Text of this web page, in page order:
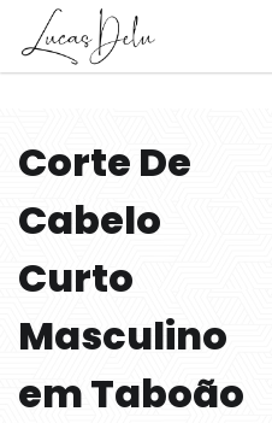
Corte De
Cabelo
Curto
Masculino
em Taboão